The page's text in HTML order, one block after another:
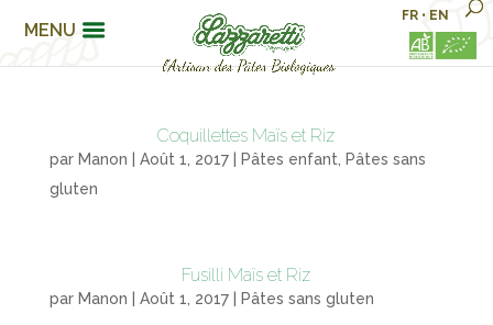
MENU
FR • EN
Coquillettes Maïs et Riz
par Manon Août 1, 2017| Pâtes enfant
Pâtes sans
gluten
Fusilli Maïs et Riz
par Manon Août 1, 2017| Pâtes sans gluten